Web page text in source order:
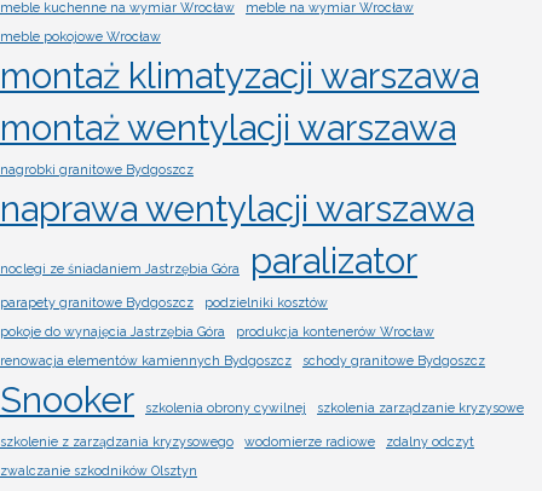
meble kuchenne na wymiar Wrocław
meble na wymiar Wrocław
meble pokojowe Wrocław
montaż klimatyzacji warszawa
montaż wentylacji warszawa
nagrobki granitowe Bydgoszcz
naprawa wentylacji warszawa
noclegi ze śniadaniem Jastrzębia Góra paralizator
parapety granitowe Bydgoszcz
podzielniki kosztów
pokoje do wynajęcia Jastrzębia Góra
produkcja kontenerów Wrocław
renowacja elementów kamiennych Bydgoszcz
schody granitowe Bydgoszcz
Snooker szkolenia obrony cywilnej szkolenia zarządzanie kryzysowe
szkolenie z zarządzania kryzysowego wodomierze radiowe
zdalny odczyt
zwalczanie szkodników Olsztyn